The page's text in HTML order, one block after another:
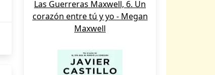
Las Guerreras Maxwell, 6. Un
corazón entre tú y yo - Megan
Maxwell